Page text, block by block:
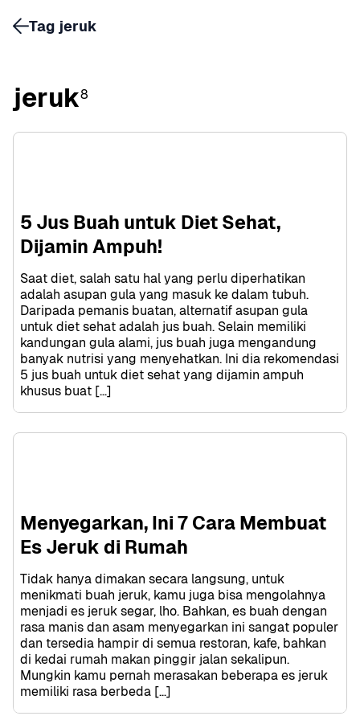
jeruk8
5 Jus Buah untuk Diet Sehat,
Dijamin Ampuh!
Saat diet, salah satu hal yang perlu diperhatikan
adalah asupan gula yang masuk ke dalam tubuh.
Daripada pemanis buatan, alternatif asupan gula
untuk diet sehat adalah jus buah. Selain memiliki
kandungan gula alami, jus buah juga mengandung
banyak nutrisi yang menyehatkan. Ini dia rekomendasi
5 jus buah untuk diet sehat yang dijamin ampuh
khusus buat […]
Menyegarkan, Ini 7 Cara Membuat
Es Jeruk di Rumah
Tidak hanya dimakan secara langsung, untuk
menikmati buah jeruk, kamu juga bisa mengolahnya
menjadi es jeruk segar, lho. Bahkan, es buah dengan
rasa manis dan asam menyegarkan ini sangat populer
dan tersedia hampir di semua restoran, kafe, bahkan
di kedai rumah makan pinggir jalan sekalipun.
Mungkin kamu pernah merasakan beberapa es jeruk
memiliki rasa berbeda […]
Tag jeruk